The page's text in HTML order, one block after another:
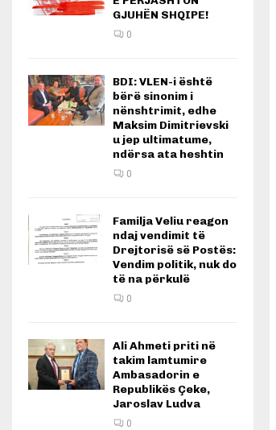
GJUHËN SHQIPE!
0
BDI: VLEN-i është
bërë sinonim i
nënshtrimit, edhe
Maksim Dimitrievski
u jep ultimatume,
ndërsa ata heshtin
0
Familja Veliu reagon
ndaj vendimit të
Drejtorisë së Postës:
Vendim politik, nuk do
të na përkulë
0
Ali Ahmeti priti në
takim lamtumire
Ambasadorin e
Republikës Çeke,
Jaroslav Ludva
0